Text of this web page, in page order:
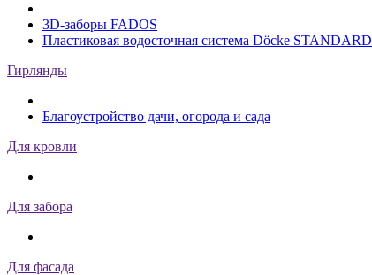
3D-заборы FADOS
Пластиковая водосточная система Döcke STANDARD
Гирлянды
Благоустройство дачи, огорода и сада
Для кровли
Для забора
Для фасада